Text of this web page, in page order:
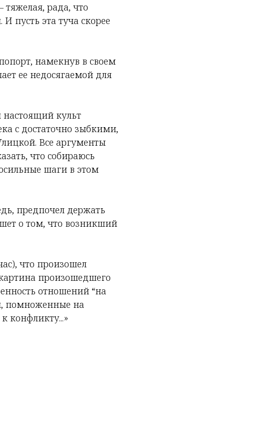
тяжелая, рада, что
пусть эта туча скорее
намекнув в своем
ее недосягаемой для
настоящий культ
с достаточно зыбкими,
Все аргументы
что собираюсь
шаги в этом
предпочел держать
о том, что возникший
что произошел
произошедшего
отношений “на
помноженные на
конфликту...»